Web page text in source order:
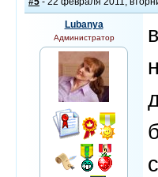
Lubanya
Администратор